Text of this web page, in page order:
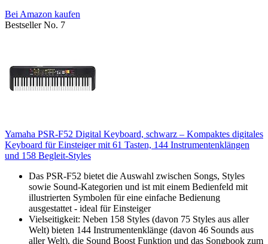
Bei Amazon kaufen
Bestseller No. 7
Yamaha PSR-F52 Digital Keyboard, schwarz – Kompaktes digitales
Keyboard für Einsteiger mit 61 Tasten, 144 Instrumentenklängen
und 158 Begleit-Styles
Das PSR-F52 bietet die Auswahl zwischen Songs, Styles
sowie Sound-Kategorien und ist mit einem Bedienfeld mit
illustrierten Symbolen für eine einfache Bedienung
ausgestattet - ideal für Einsteiger
Vielseitigkeit: Neben 158 Styles (davon 75 Styles aus aller
Welt) bieten 144 Instrumentenklänge (davon 46 Sounds aus
aller Welt), die Sound Boost Funktion und das Songbook zum